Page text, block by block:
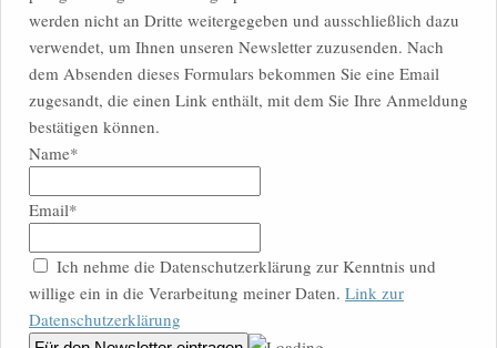
werden nicht an Dritte weitergegeben und ausschließlich dazu
verwendet, um Ihnen unseren Newsletter zuzusenden. Nach
dem Absenden dieses Formulars bekommen Sie eine Email
zugesandt, die einen Link enthält, mit dem Sie Ihre Anmeldung
bestätigen können.
Name*
Email*
Ich nehme die Datenschutzerklärung zur Kenntnis und
willige ein in die Verarbeitung meiner Daten. Link zur
Datenschutzerklärung